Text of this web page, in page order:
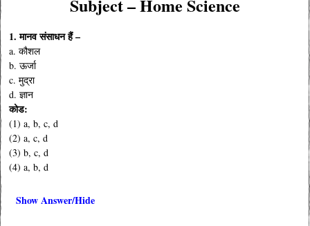
Subject – Home Science
1. मानव संसाधन हैं –
a. कौशल
b. ऊर्जा
c. मुद्रा
d. ज्ञान
कोड:
(1) a, b, c, d
(2) a, c, d
(3) b, c, d
(4) a, b, d
Show Answer/Hide